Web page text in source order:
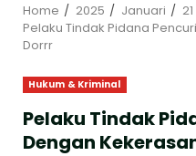
Home 2025 Januari
21
Pelaku Tindak Pidana
Dorrr
Hukum & Kriminal
Pelaku Tindak
Dengan